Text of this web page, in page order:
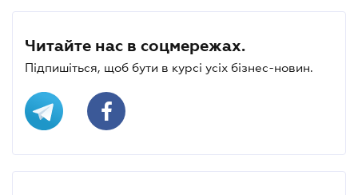
Читайте нас в соцмережах.
Підпишіться, щоб бути в курсі усіх бізнес-новин.